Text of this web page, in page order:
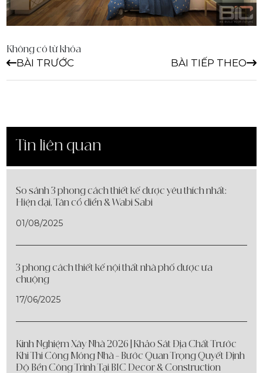
Không có từ khóa
BÀI TRƯỚC BÀI TIẾP THEO
Tin liên quan
So sánh 3 phong cách thiết kế được yêu thích nhất:
Hiện đại, Tân cổ điển & Wabi Sabi
01/08/2025
3 phong cách thiết kế nội thất nhà phố được ưa
chuộng
17/06/2025
Kinh Nghiệm Xây Nhà 2026 | Khảo Sát Địa Chất Trước
Khi Thi Công Móng Nhà – Bước Quan Trọng Quyết Định
Độ Bền Công Trình Tại BIC Decor & Construction